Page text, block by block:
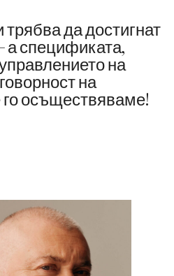
да достигнат
а спецификата,
на
на
го осъществяваме!